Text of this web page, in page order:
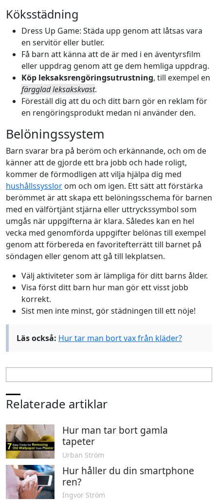
Köksstädning
Dress Up Game: Städa upp genom att låtsas vara
en servitör eller butler.
Få barn att känna att de är med i en äventyrsfilm
eller uppdrag genom att ge dem hemliga uppdrag.
Köp leksaksrengöringsutrustning, till exempel en
färgglad leksakskvast.
Föreställ dig att du och ditt barn gör en reklam för
en rengöringsprodukt medan ni använder den.
Belöningssystem
Barn svarar bra på beröm och erkännande, och om de
känner att de gjorde ett bra jobb och hade roligt,
kommer de förmodligen att vilja hjälpa dig med
hushållssysslor om och om igen. Ett sätt att förstärka
berömmet är att skapa ett belöningsschema för barnen
med en välförtjänt stjärna eller uttryckssymbol som
umgås när uppgifterna är klara. Således kan en hel
vecka med genomförda uppgifter belönas till exempel
genom att förbereda en favoritefterrätt till barnet på
söndagen eller genom att gå till lekplatsen.
Välj aktiviteter som är lämpliga för ditt barns ålder.
Visa först ditt barn hur man gör ett visst jobb
korrekt.
Sist men inte minst, gör städningen till ett nöje!
Läs också: Hur tar man bort vax från kläder?
Relaterade artiklar
Hur man tar bort gamla
tapeter
Urban Ström
Hur håller du din smartphone
ren?
Ingvor Ström